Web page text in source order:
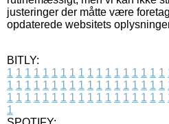
justeringer der måtte være
opdaterede websitets
BITLY:
1 1 1 1 1 1 1 1 1 1 1 1 1 1 1 1 1 1
1 1 1 1 1 1 1 1 1 1 1 1 1 1 1 1 1 1
1 1 1 1 1 1 1 1 1 1 1 1 1 1 1 1 1 1
1